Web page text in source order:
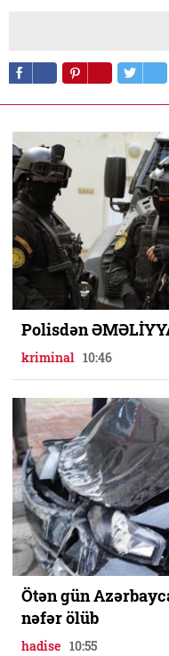
Polisdən
kriminal 10:46
Ötən gün
nəfər ölüb
hadise 10:55